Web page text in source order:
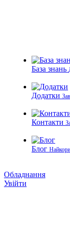
База знань
Додатки
Контакти
Блог
Обладнання
Увійти